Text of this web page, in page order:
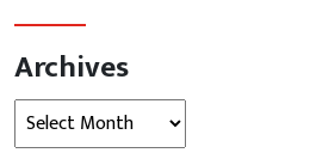
Archives
Archives